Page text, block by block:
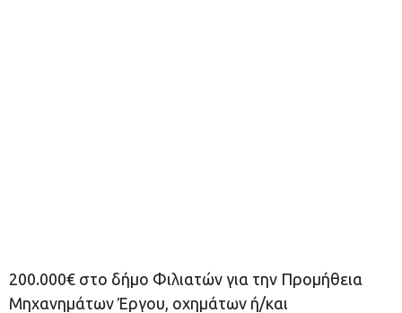
200.000€ στο δήμο Φιλιατών για την Προμήθεια
Μηχανημάτων Έργου, οχημάτων ή/και